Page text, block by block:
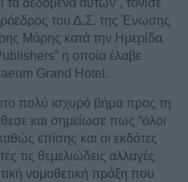
τα δεδομένα αυτών”, τόνισε
του Δ.Σ. της Ένωσης
Μάρης κατά την Ημερίδα
” η οποία έλαβε
Grand Hotel .
πολύ ισχυρό βήμα προς τη
και σημείωσε πως “όλοι
επίσης και οι εκδότες
τις θεμελιώδεις αλλαγές
νομοθετική πράξη που